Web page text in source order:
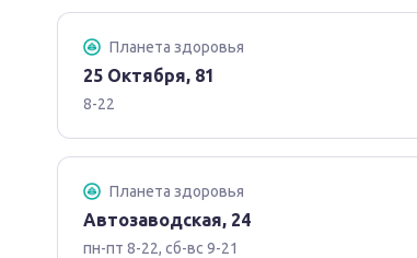
Планета здоровья
25 Октября, 81
8-22
Планета здоровья
Автозаводская, 24
пн-пт 8-22, сб-вс 9-21